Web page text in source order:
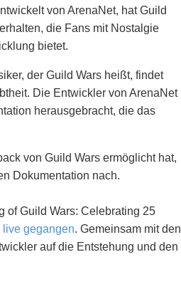
von ArenaNet, hat Guild
die Fans mit Nostalgie
bietet.
der Guild Wars heißt, findet
Die Entwickler von ArenaNet
herausgebracht, die das
von Guild Wars ermöglicht hat,
Dokumentation nach.
of Guild Wars: Celebrating 25
live gegangen. Gemeinsam mit den
auf die Entstehung und den